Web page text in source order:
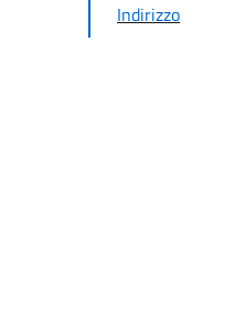
Indirizzo